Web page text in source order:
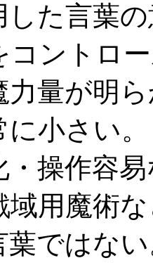
た言葉
コントロ
量が明
小さい。
操作容
域用魔術
ではな